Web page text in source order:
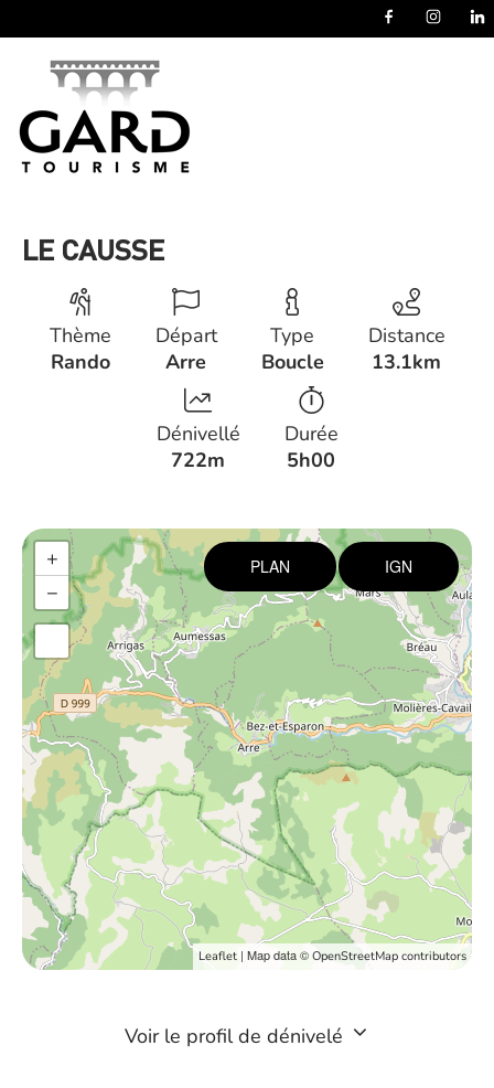
LE CAUSSE
Thème
Rando
Départ
Arre
Type
Boucle
Distance
13.1km
Dénivellé
722m
Durée
5h00
+
−
PLAN IGN
Leaflet | Map data © OpenStreetMap contributors
Voir le profil de dénivelé